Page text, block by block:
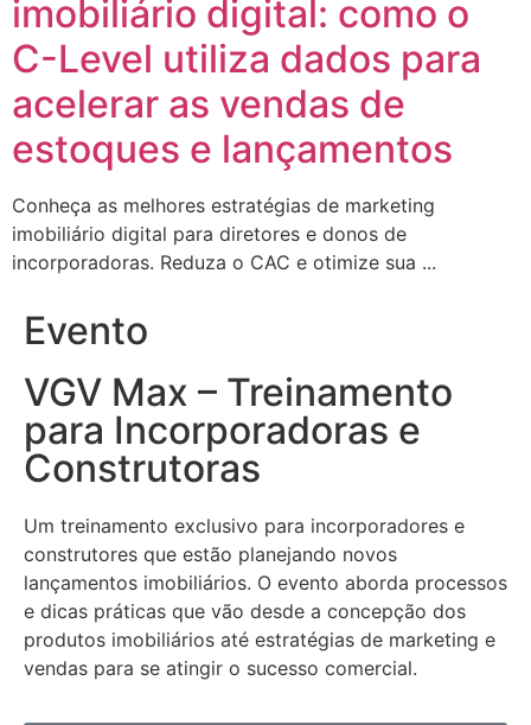
imobiliário digital: como o
C-Level utiliza dados para
acelerar as vendas de
estoques e lançamentos
Conheça as melhores estratégias de marketing
imobiliário digital para diretores e donos de
incorporadoras. Reduza o CAC e otimize sua ...
Evento
VGV Max – Treinamento
para Incorporadoras e
Construtoras
Um treinamento exclusivo para incorporadores e
construtores que estão planejando novos
lançamentos imobiliários. O evento aborda processos
e dicas práticas que vão desde a concepção dos
produtos imobiliários até estratégias de marketing e
vendas para se atingir o sucesso comercial.